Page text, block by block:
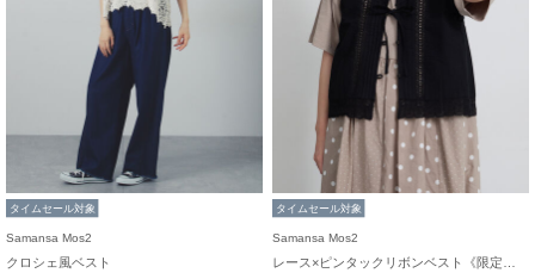
タイムセール対象
Samansa Mos2
クロシェ風ベスト
タイムセール対象
Samansa Mos2